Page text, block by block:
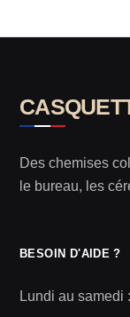
Des chemises
le bureau, les
BESOIN D'AIDE ?
Lundi au samedi